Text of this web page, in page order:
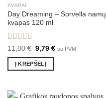
KVAPAI
Day Dreaming – Sorvella namų
kvapas 120 ml
Įvertinimas:
5.00iš 5
11,00€ Original
was:
11,00 €.
9,79 €Current
su PVM
Į KREPŠELĮ